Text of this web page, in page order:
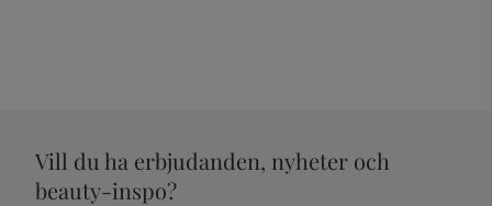
Vill du ha erbjudanden, nyheter och
beauty-inspo?